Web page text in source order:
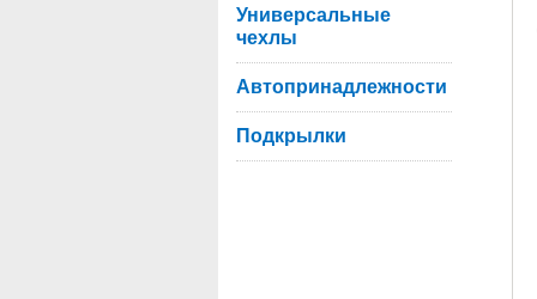
Универсальные
чехлы
Автопринадлежности
Подкрылки